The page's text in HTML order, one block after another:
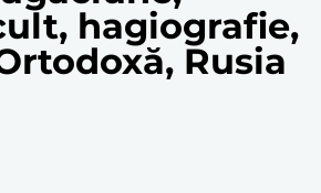
hagiografie,
Rusia